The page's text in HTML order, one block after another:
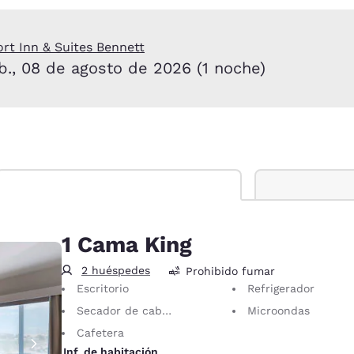
Germany
Inn & Suites Bennett
08 de agosto de 2026 (1 noche)
1 Cama King
2 huéspedes
Prohibido fumar
Escritorio
Refrigerador
Secador de cabello
Microondas
Cafetera